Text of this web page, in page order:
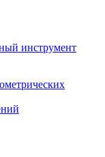
инструмент